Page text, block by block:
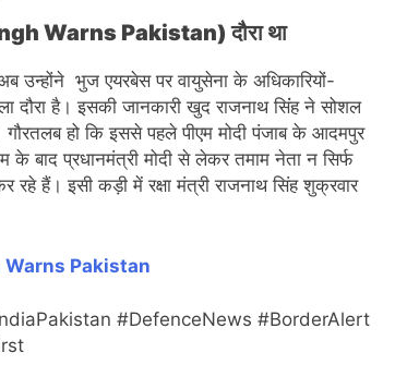
Warns Pakistan) दौरा था
उन्होंने भुज एयरबेस पर वायुसेना के अधिकारियों-
दौरा है। इसकी जानकारी खुद राजनाथ सिंंह ने सोशल
हो कि इससे पहले पीएम मोदी पंजाब के आदमपुर
के बाद प्रधानमंत्री मोदी से लेकर तमाम नेता न सिर्फ
हैं। इसी कड़ी में रक्षा मंत्री राजनाथ सिंह शुक्रवार
Warns Pakistan
#DefenceNews #BorderAlert